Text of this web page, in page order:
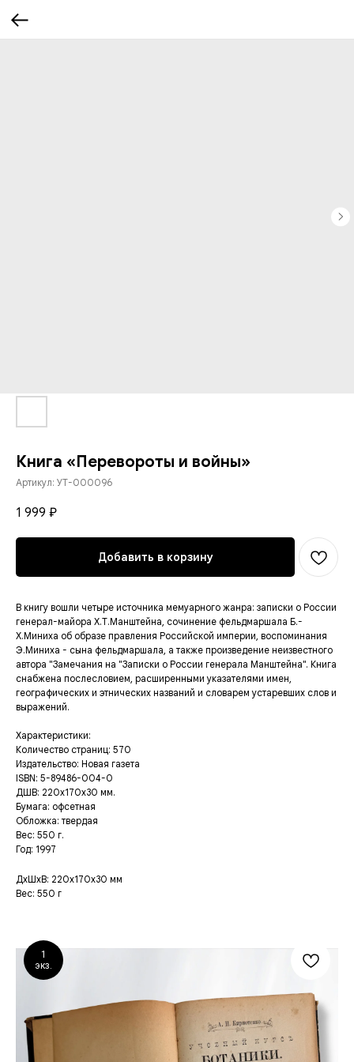
Книга «Перевороты и войны»
Артикул: УТ-000096
1 999 ₽
Добавить в корзину
В книгу вошли четыре источника мемуарного жанра: записки о России
генерал-майора Х.Т.Манштейна, сочинение фельдмаршала Б.-
X.Миниха об образе правления Российской империи, воспоминания
Э.Миниха - сына фельдмаршала, а также произведение неизвестного
автора "Замечания на "Записки о России генерала Манштейна". Книга
снабжена послесловием, расширенными указателями имен,
географических и этнических названий и словарем устаревших слов и
выражений.
Характеристики:
Количество страниц: 570
Издательство: Новая газета
ISBN: 5-89486-004-0
ДШВ: 220x170x30 мм.
Бумага: офсетная
Обложка: твердая
Вес: 550 г.
Год: 1997
ДxШxВ: 220x170x30 мм
Вес: 550 г
1
экз.